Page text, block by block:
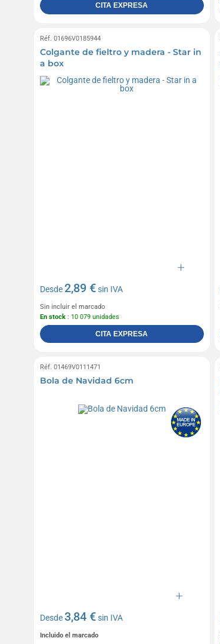
CITA EXPRESA
Réf. 01696V0185944
Colgante de fieltro y madera - Star in
a box
Desde2,89 €sin IVA
Sin incluir el marcado
En stock : 10 079 unidades
CITA EXPRESA
Réf. 01469V0111471
Bola de Navidad 6cm
Desde3,84 €sin IVA
Incluido el marcado